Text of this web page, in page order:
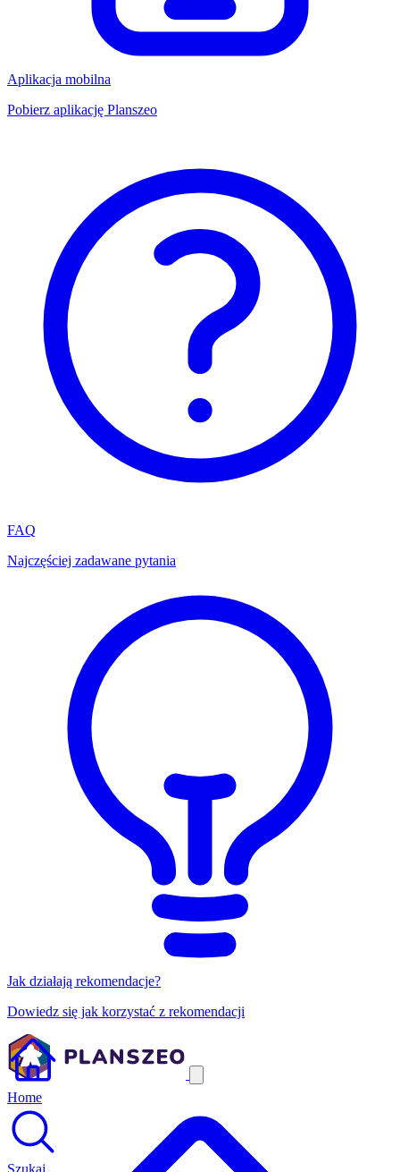
Aplikacja mobilna
Pobierz aplikację Planszeo
FAQ
Najczęściej zadawane pytania
Jak działają rekomendacje?
Dowiedz się jak korzystać z rekomendacji
Home
Szukaj